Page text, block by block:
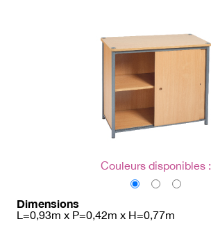
→ Noms / Références
Couleurs disponibles :
Dimensions
L=0,93m x P=0,42m x H=0,77m